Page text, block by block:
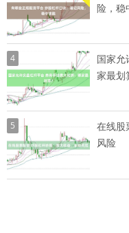
险，稳
4
国家允
家最划
5
在线股
风险